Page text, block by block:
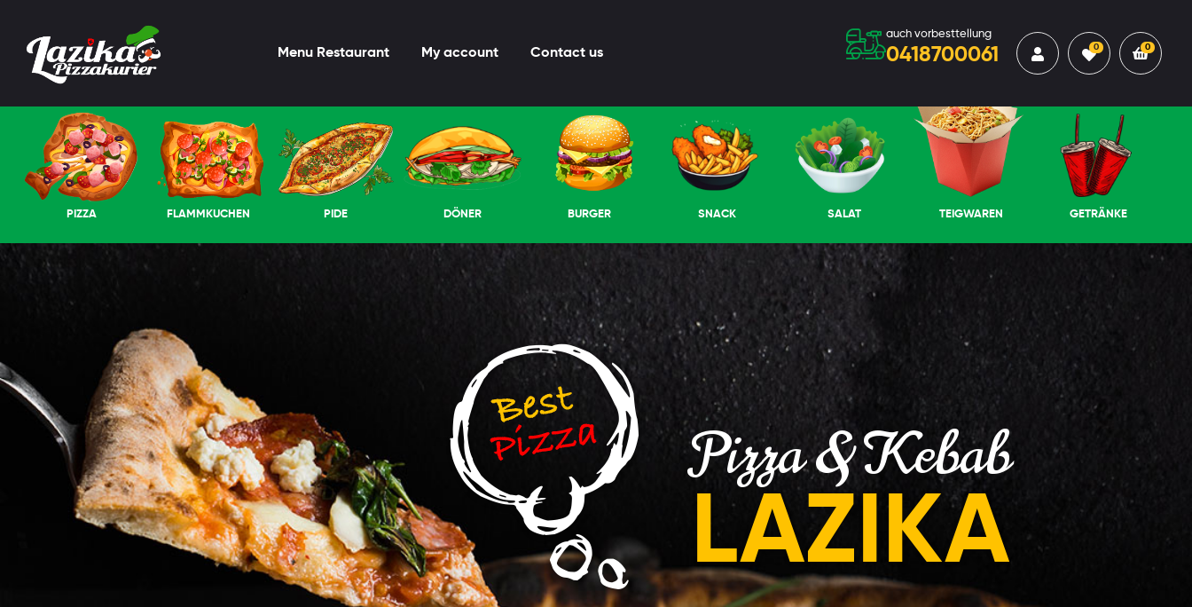
Menu Restaurant My account Contact us
auch vorbesttellung
0418700061 0 0
PIZZA FLAMMKUCHEN PIDE DÖNER BURGER SNACK SALAT TEIGWAREN GETRÄNKE
Pizza & Kebab
LAZIKA